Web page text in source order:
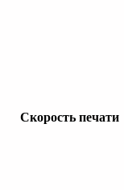
Скорость печати